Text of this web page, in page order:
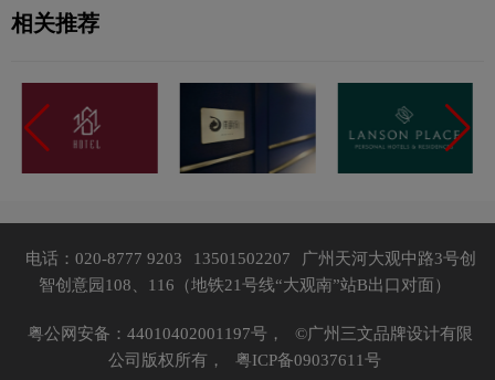
相关推荐
电话：020-8777 9203 13501502207
广州天河大观中路3号创
智创意园108、116（地铁21号线“大观南”站B出口对面）
粤公网安备：44010402001197号，
©广州三文品牌设计有限
公司版权所有，
粤ICP备09037611号